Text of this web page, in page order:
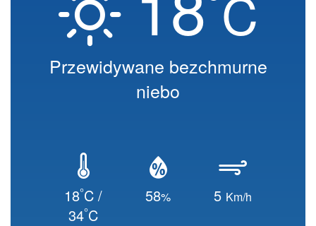
Przewidywane bezchmurne
niebo
18°C /
34°C
58% 5 Km/h